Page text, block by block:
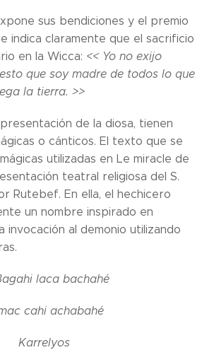
sus bendiciones y el premio
indica claramente que el sacrificio
en la Wicca: << Yo no exijo
que soy madre de todos lo que
la tierra. >>
de la diosa, tienen
o cánticos. El texto que se
utilizadas en Le miracle de
teatral religiosa del S.
Rutebef. En ella, el hechicero
un nombre inspirado en
invocación al demonio utilizando
laca bachahé
cahi achabahé
Karrelyos